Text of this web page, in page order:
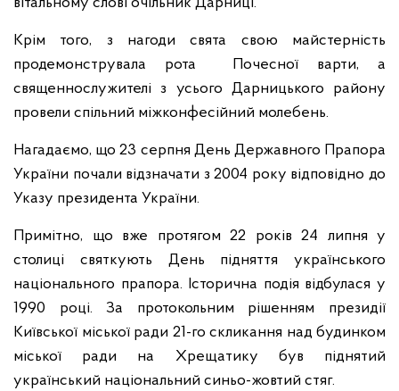
вітальному слові очільник Дарниці.
Крім того, з нагоди свята свою майстерність
продемонструвала рота Почесної варти, а
священнослужителі з усього Дарницького району
провели спільний міжконфесійний молебень.
Нагадаємо, що 23 серпня День Державного Прапора
України почали відзначати з 2004 року відповідно до
Указу президента України.
Примітно, що вже протягом 22 років 24 липня у
столиці святкують День підняття українського
національного прапора. Історична подія відбулася у
1990 році. За протокольним рішенням президії
Київської міської ради 21-го скликання над будинком
міської ради на Хрещатику був піднятий
український національний синьо-жовтий стяг.